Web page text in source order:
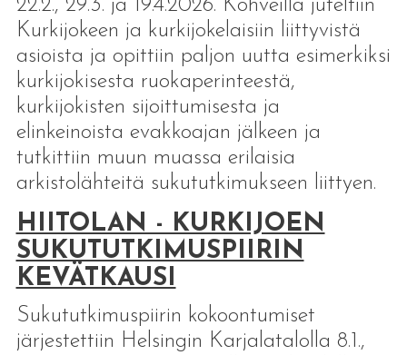
22.2., 29.3. ja 19.4.2026. Kohveilla juteltiin
Kurkijokeen ja kurkijokelaisiin liittyvistä
asioista ja opittiin paljon uutta esimerkiksi
kurkijokisesta ruokaperinteestä,
kurkijokisten sijoittumisesta ja
elinkeinoista evakkoajan jälkeen ja
tutkittiin muun muassa erilaisia
arkistolähteitä sukututkimukseen liittyen.
HIITOLAN - KURKIJOEN
SUKUTUTKIMUSPIIRIN
KEVÄTKAUSI
Sukututkimuspiirin kokoontumiset
järjestettiin Helsingin Karjalatalolla 8.1.,